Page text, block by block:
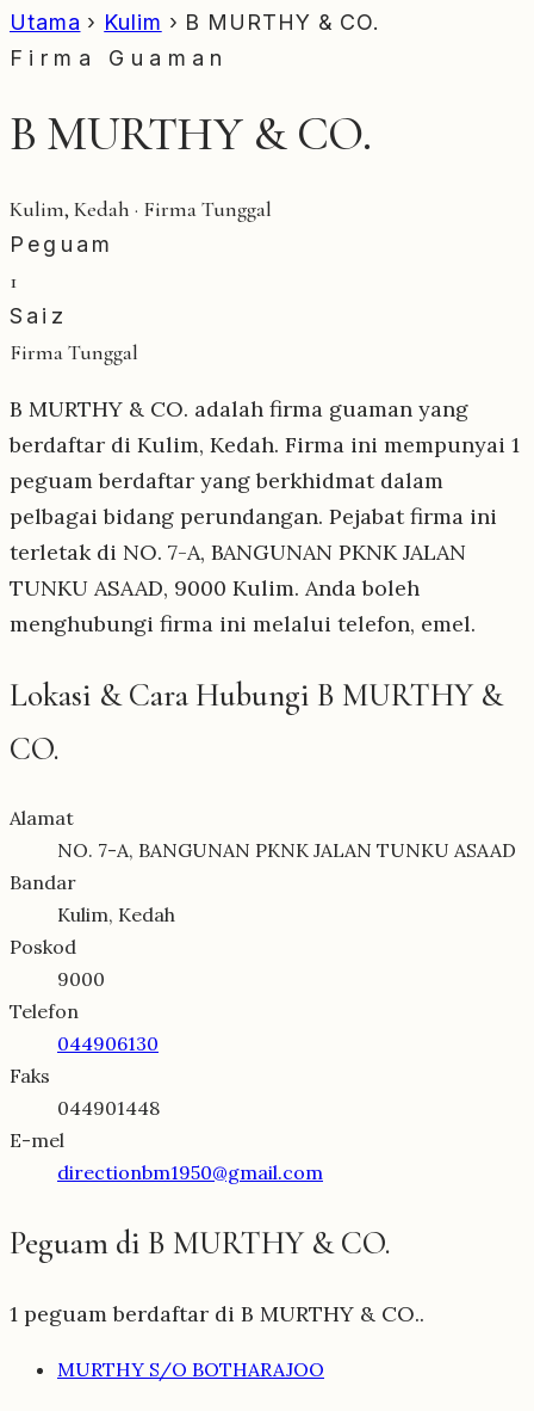
Utama › Kulim › B MURTHY & CO.
Firma Guaman
B MURTHY & CO.
Kulim, Kedah · Firma Tunggal
Peguam
1
Saiz
Firma Tunggal
B MURTHY & CO. adalah firma guaman yang
berdaftar di Kulim, Kedah. Firma ini mempunyai 1
peguam berdaftar yang berkhidmat dalam
pelbagai bidang perundangan. Pejabat firma ini
terletak di NO. 7-A, BANGUNAN PKNK JALAN
TUNKU ASAAD, 9000 Kulim. Anda boleh
menghubungi firma ini melalui telefon, emel.
Lokasi & Cara Hubungi B MURTHY &
CO.
Alamat
NO. 7-A, BANGUNAN PKNK JALAN TUNKU ASAAD
Bandar
Kulim, Kedah
Poskod
9000
Telefon
044906130
Faks
044901448
E-mel
directionbm1950@gmail.com
Peguam di B MURTHY & CO.
1 peguam berdaftar di B MURTHY & CO..
MURTHY S/O BOTHARAJOO